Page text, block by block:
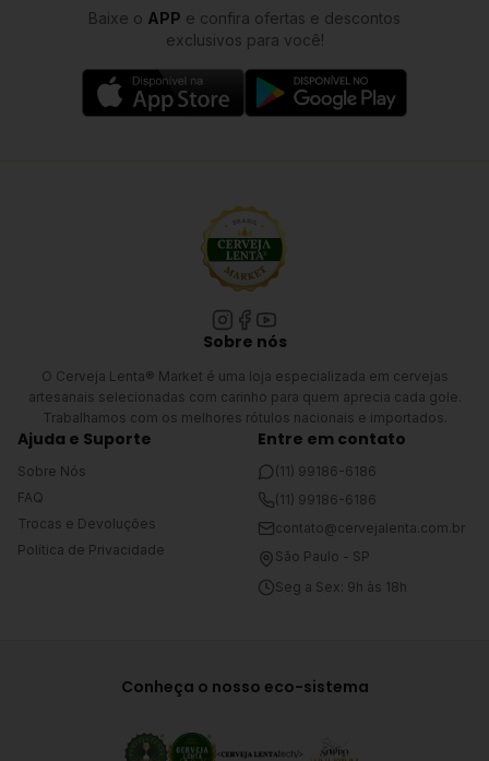
Baixe o APP e confira ofertas e descontos
exclusivos para você!
Sobre nós
O Cerveja Lenta® Market é uma loja especializada em cervejas
artesanais selecionadas com carinho para quem aprecia cada gole.
Trabalhamos com os melhores rótulos nacionais e importados.
Ajuda e Suporte
Sobre Nós
FAQ
Trocas e Devoluções
Política de Privacidade
Entre em contato
(11) 99186-6186
(11) 99186-6186
contato@cervejalenta.com.br
São Paulo - SP
Seg a Sex: 9h às 18h
Conheça o nosso eco-sistema